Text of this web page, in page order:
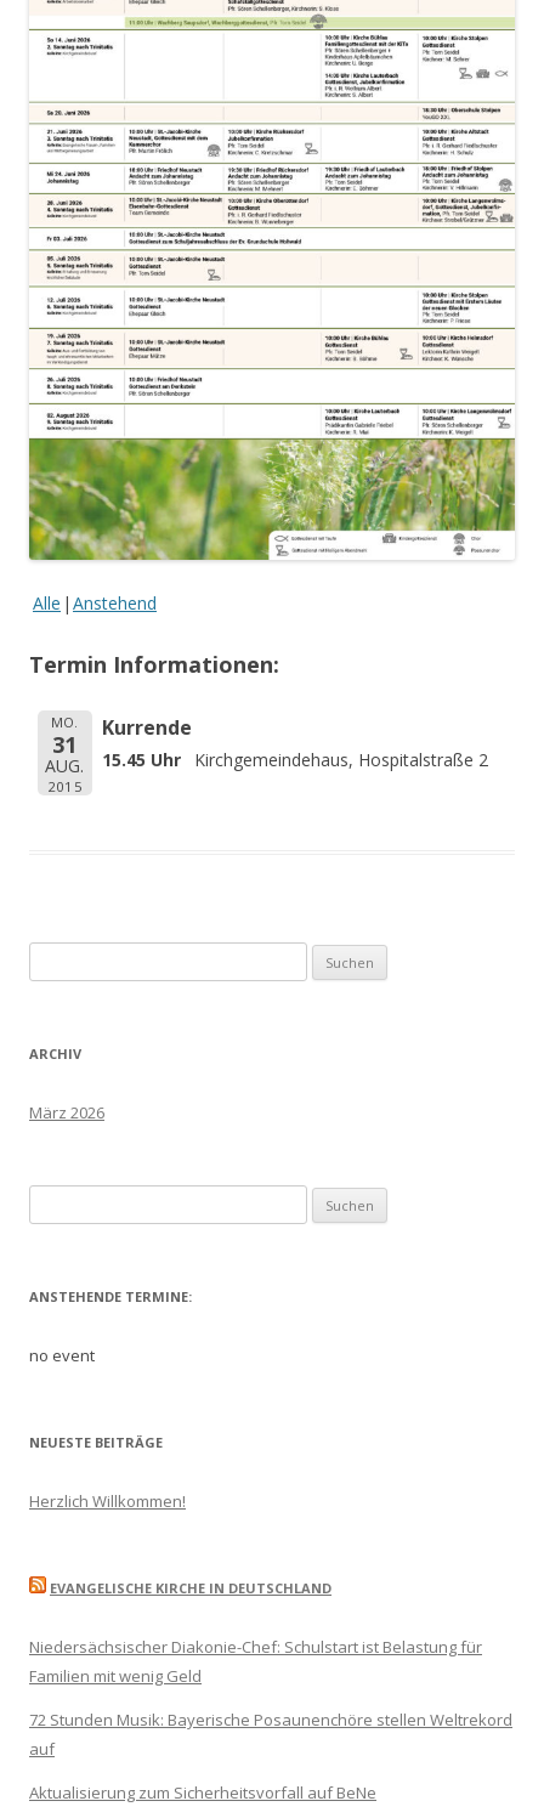
Alle Anstehend
Termin Informationen:
MO.
31
AUG.
2015
Kurrende
15.45 Uhr Kirchgemeindehaus, Hospitalstraße 2
nach:
ARCHIV
März 2026
nach:
ANSTEHENDE TERMINE:
no event
NEUESTE BEITRÄGE
Herzlich Willkommen!
EVANGELISCHE KIRCHE IN DEUTSCHLAND
Niedersächsischer Diakonie-Chef: Schulstart ist Belastung für
Familien mit wenig Geld
72 Stunden Musik: Bayerische Posaunenchöre stellen Weltrekord
auf
Aktualisierung zum Sicherheitsvorfall auf BeNe